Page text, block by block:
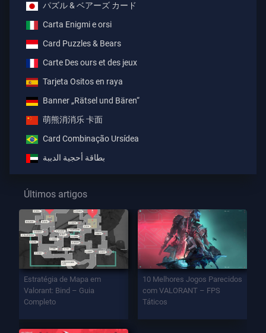
パズル & ベアーズ カード
Carta Enigmi e orsi
Card Puzzles & Bears
Carte Des ours et des jeux
Tarjeta Ositos en raya
Banner „Rätsel und Bären“
萌熊消消乐 卡面
Card Combinação Ursídea
بطاقة أحجية الدببة
Últimos artigos
Estratégia de Mapa em
Valorant: Bind – Guia
Completo
10 Melhores Jogos Parecidos
com VALORANT – FPS
Táticos